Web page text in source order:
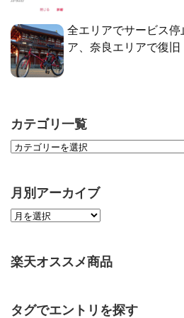
全エリアでサービス停
ア、奈良エリアで復旧
カテゴリ一覧
月別アーカイブ
楽天オススメ商品
タグでエントリを探す